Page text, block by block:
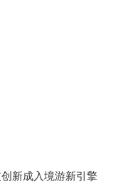
新成入境游新引擎